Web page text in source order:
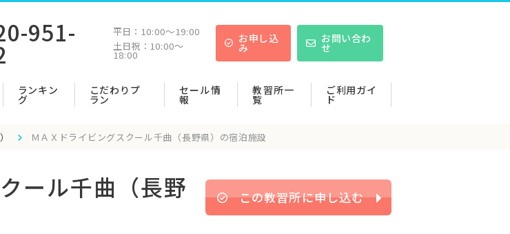
951- 平日： 10:00〜19:00
土日祝： 10:00〜
18:00
お申し込
み
お問い合わ
せ
ランキン
グ
こだわりプ
ラン
セール情
報
教習所一
覧
ご利用ガイ
ド
ＭＡＸドライビングスクール千曲（長野県）の宿泊施設
ール千曲（長野 この教習所に申し込む